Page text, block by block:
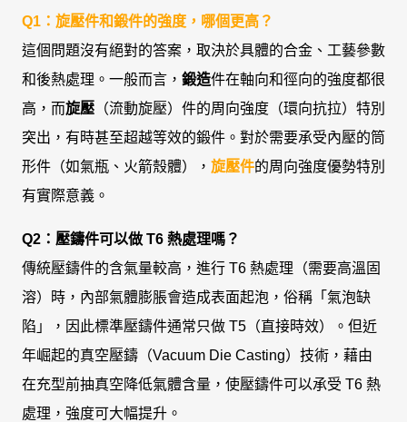
Q1：旋壓件和鍛件的強度，哪個更高？
這個問題沒有絕對的答案，取決於具體的合金、工藝參數
和後熱處理。一般而言， 鍛造件在軸向和徑向的強度都很
高，而旋壓 （流動旋壓）件的周向強度（環向抗拉）特別
突出，有時甚至超越等效的鍛件。對於需要承受內壓的筒
形件（如氣瓶、火箭殼體）， 旋壓件的周向強度優勢特別
有實際意義。
Q2：壓鑄件可以做 T6 熱處理嗎？
傳統壓鑄件的含氣量較高，進行 T6 熱處理（需要高溫固
溶）時，內部氣體膨脹會造成表面起泡，俗稱「氣泡缺
陷」，因此標準壓鑄件通常只做 T5（直接時效）。但近
年崛起的真空壓鑄（Vacuum Die Casting）技術，藉由
在充型前抽真空降低氣體含量，使壓鑄件可以承受 T6 熱
處理，強度可大幅提升。